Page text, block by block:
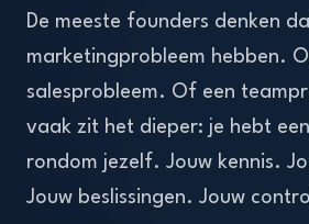
De meeste founders denken
marketingprobleem hebben.
salesprobleem. Of een
vaak zit het dieper: je hebt
rondom jezelf. Jouw kennis.
Jouw beslissingen. Jouw